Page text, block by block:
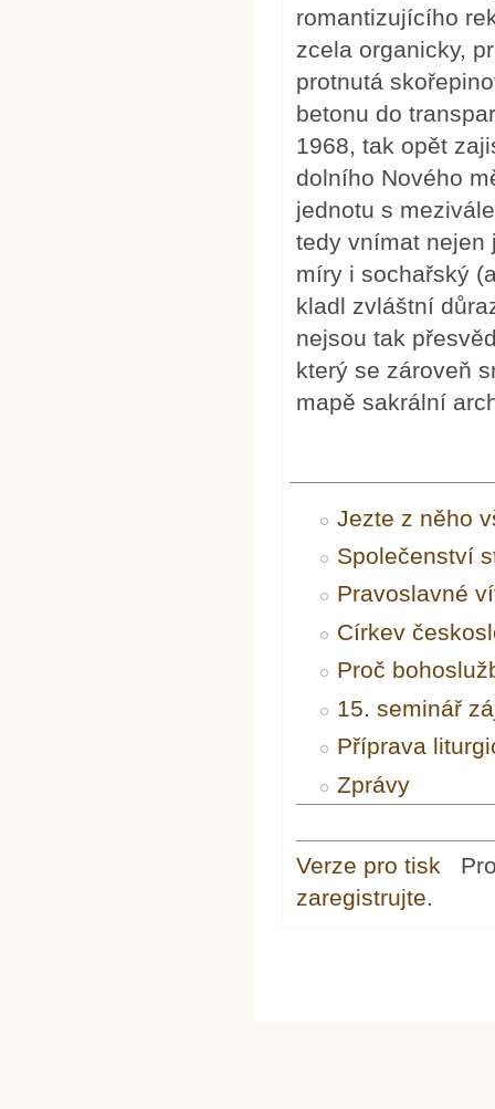
romantizujícího
zcela organicky,
protnutá
betonu do
1968, tak opět
dolního Nového
jednotu s
tedy vnímat nejen
míry i sochařský
kladl zvláštní
nejsou tak
který se zároveň
mapě sakrální
Jezte z něho
Společenství
Pravoslavné
Církev
Proč
15. seminář
Příprava
Zprávy
Verze pro tisk
zaregistrujte.